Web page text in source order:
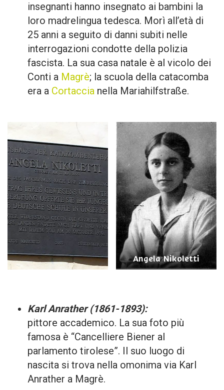
insegnanti hanno insegnato ai bambini la
loro madrelingua tedesca. Morì all’età di
25 anni a seguito di danni subiti nelle
interrogazioni condotte della polizia
fascista. La sua casa natale è al vicolo dei
Conti a Magrè; la scuola della catacomba
era a Cortaccia nella Mariahilfstraße.
Angela Nikoletti
Karl Anrather (1861-1893):
pittore accademico. La sua foto più
famosa è “Cancelliere Biener al
parlamento tirolese”. Il suo luogo di
nascita si trova nella omonima via Karl
Anrather a Magrè.